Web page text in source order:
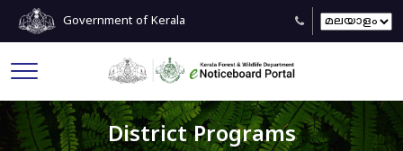
Government of Kerala
District Programs